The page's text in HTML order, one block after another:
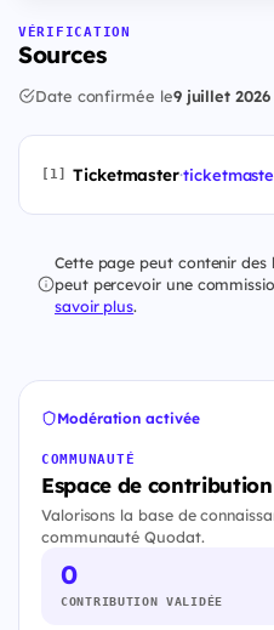
VÉRIFICATION
Sources
Date confirmée le9 juillet 2026
[1] Ticketmaster·
Cette page peut contenir des
peut percevoir une
savoir plus.
Modération activée
COMMUNAUTÉ
Espace de contribution
Valorisons la base de
communauté Quodat.
0
CONTRIBUTION VALIDÉE